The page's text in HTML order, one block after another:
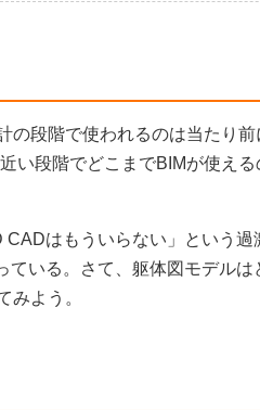
段階で使われるのは当たり前
い段階でどこまでBIMが使え
はもういらない」という過
いる。さて、躯体図モデルは
みよう。